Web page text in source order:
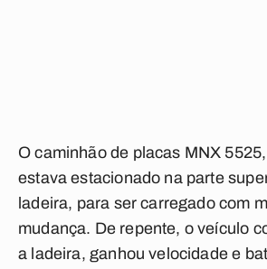
O caminhão de placas MNX
estava estacionado na parte
ladeira, para ser carregado com
mudança. De repente, o veículo
a ladeira, ganhou velocidade e